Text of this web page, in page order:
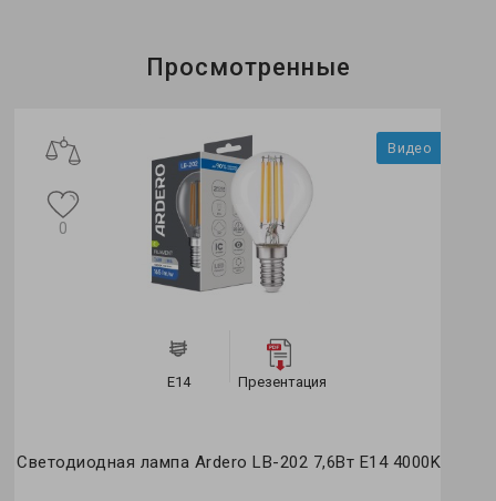
Просмотренные
Видео
E14 Презентация
Светодиодная лампа Ardero LB-202 7,6Вт E14 4000K
0